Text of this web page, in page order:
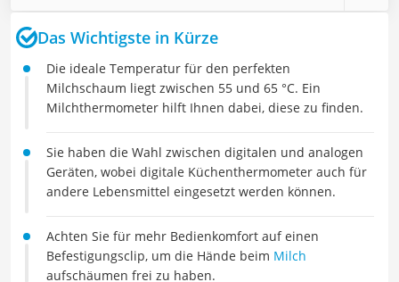
Das Wichtigste in Kürze
Die ideale Temperatur für den perfekten
Milchschaum liegt zwischen 55 und 65 °C. Ein
Milchthermometer hilft Ihnen dabei, diese zu finden.
Sie haben die Wahl zwischen digitalen und analogen
Geräten, wobei digitale Küchenthermometer auch für
andere Lebensmittel eingesetzt werden können.
Achten Sie für mehr Bedienkomfort auf einen
Befestigungsclip, um die Hände beim Milch
aufschäumen frei zu haben.